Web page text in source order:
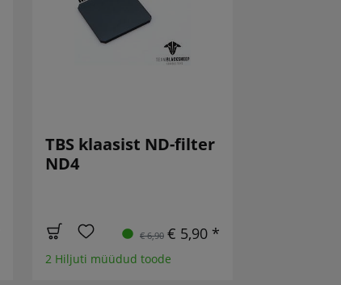
TBS klaasist ND-filter
ND4
€ 6,90 € 5,90 *
2 Hiljuti müüdud toode